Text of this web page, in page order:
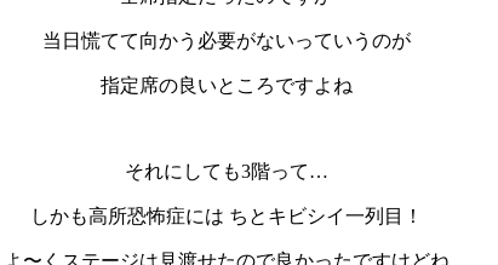
当日慌てて向かう必要がないっていうのが
指定席の良いところですよね
それにしても3階って…
しかも高所恐怖症には ちとキビシイ一列目！
よ〜くステージは見渡せたので良かったですけどね